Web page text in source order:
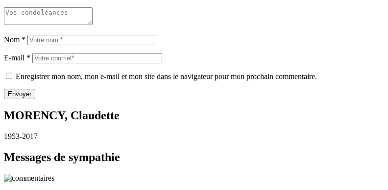
Nom *
E-mail *
Enregistrer mon nom, mon e-mail et mon site dans le navigateur pour mon prochain commentaire.
MORENCY, Claudette
1953-2017
Messages de sympathie